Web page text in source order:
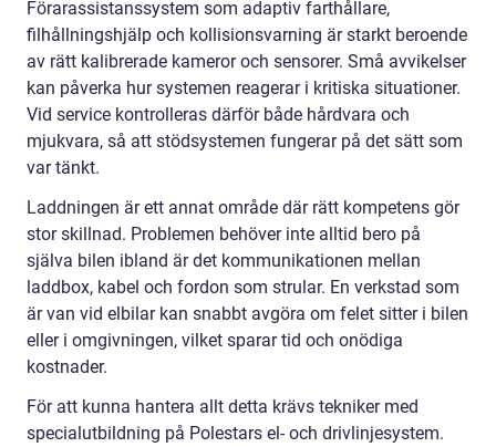
Förarassistanssystem som adaptiv farthållare,
filhållningshjälp och kollisionsvarning är starkt beroende
av rätt kalibrerade kameror och sensorer. Små avvikelser
kan påverka hur systemen reagerar i kritiska situationer.
Vid service kontrolleras därför både hårdvara och
mjukvara, så att stödsystemen fungerar på det sätt som
var tänkt.
Laddningen är ett annat område där rätt kompetens gör
stor skillnad. Problemen behöver inte alltid bero på
själva bilen ibland är det kommunikationen mellan
laddbox, kabel och fordon som strular. En verkstad som
är van vid elbilar kan snabbt avgöra om felet sitter i bilen
eller i omgivningen, vilket sparar tid och onödiga
kostnader.
För att kunna hantera allt detta krävs tekniker med
specialutbildning på Polestars el- och drivlinjesystem.